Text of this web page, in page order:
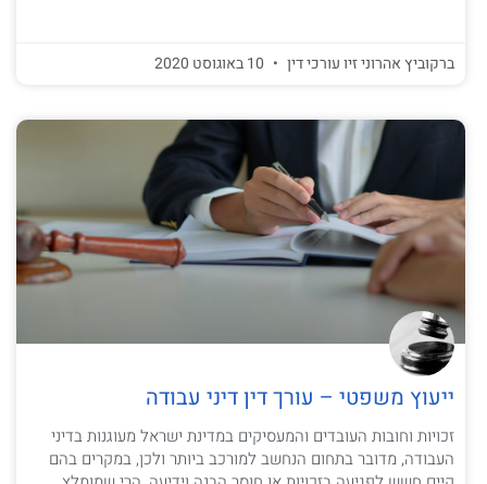
ברקוביץ אהרוני זיו עורכי דין
ייעוץ משפטי – עורך דין דיני עבודה
זכויות וחובות העובדים והמעסיקים במדינת ישראל מעוגנות בדיני
העבודה, מדובר בתחום הנחשב למורכב ביותר ולכן, במקרים בהם